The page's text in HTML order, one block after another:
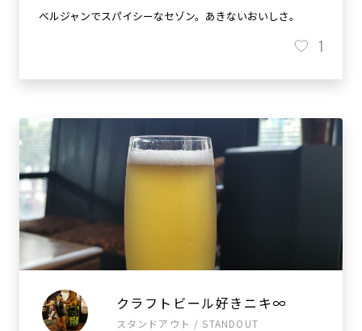
ベルジャンでスパイシーなセゾン。あきないおいしさ。
1
クラフトビール好きニキ∞
スタンドアウト / STANDOUT